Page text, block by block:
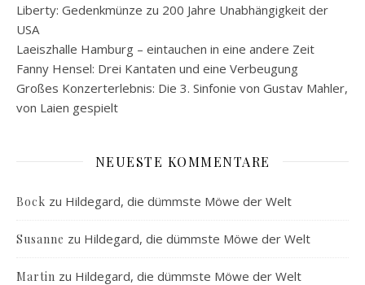
Liberty: Gedenkmünze zu 200 Jahre Unabhängigkeit der
USA
Laeiszhalle Hamburg – eintauchen in eine andere Zeit
Fanny Hensel: Drei Kantaten und eine Verbeugung
Großes Konzerterlebnis: Die 3. Sinfonie von Gustav Mahler,
von Laien gespielt
NEUESTE KOMMENTARE
Bock zu Hildegard, die dümmste Möwe der Welt
Susanne zu Hildegard, die dümmste Möwe der Welt
Martin zu Hildegard, die dümmste Möwe der Welt